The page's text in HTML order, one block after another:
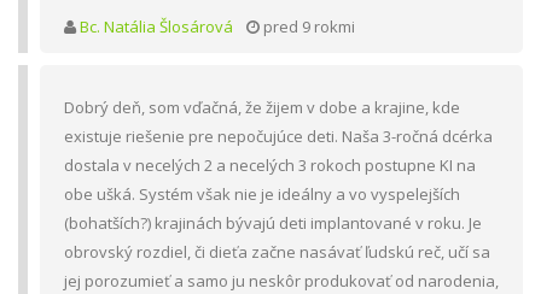
Bc. Natália Šlosárová
pred 9 rokmi
Dobrý deň, som vďačná, že žijem v dobe a krajine, kde
existuje riešenie pre nepočujúce deti. Naša 3-ročná dcérka
dostala v necelých 2 a necelých 3 rokoch postupne KI na
obe ušká. Systém však nie je ideálny a vo vyspelejších
(bohatších?) krajinách bývajú deti implantované v roku. Je
obrovský rozdiel, či dieťa začne nasávať ľudskú reč, učí sa
jej porozumieť a samo ju neskôr produkovať od narodenia,